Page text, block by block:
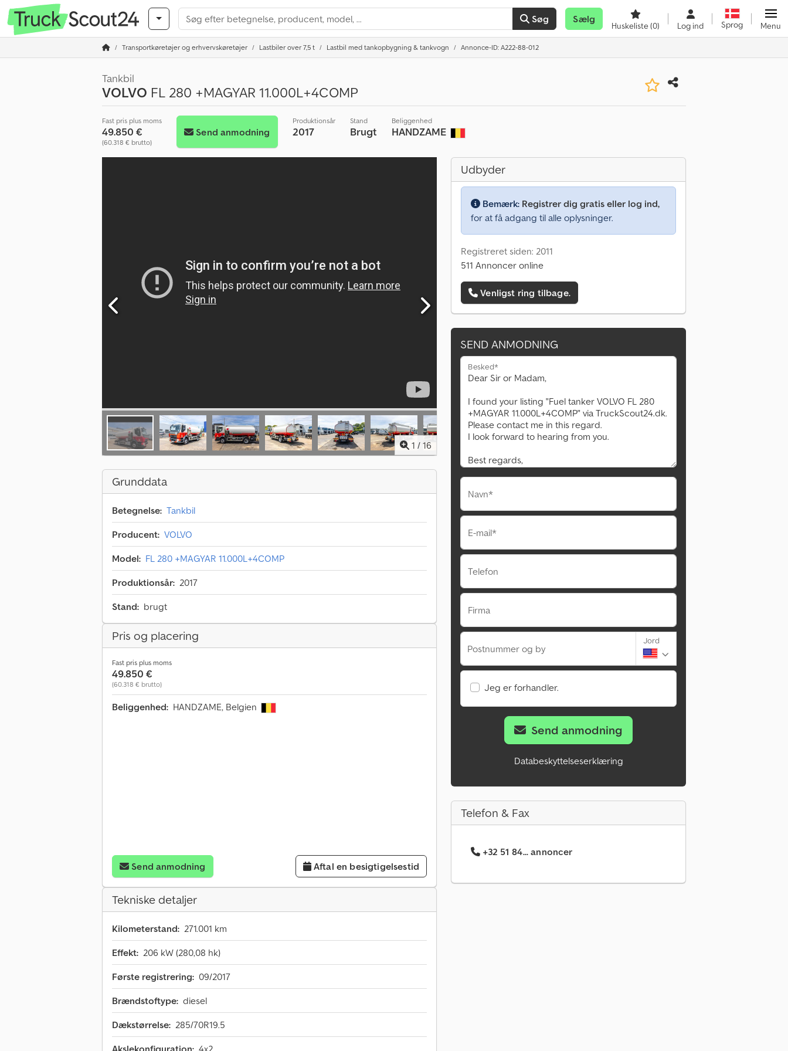
Søg Sælg
Huskeliste(0) Log ind Sprog Menu
Transportkøretøjer og erhvervskøretøjer Lastbiler over 7,5 t Lastbil med tankopbygning & tankvogn Annonce-ID: A222-88-012
Tankbil
VOLVO FL 280 +MAGYAR 11.000L+4COMP
Fast pris plus moms
49.850 €
(60.318 € brutto)
Send anmodning
Produktionsår
2017
Stand
Brugt
Beliggenhed
HANDZAME
1 / 16
Grunddata
Betegnelse: Tankbil
Producent: VOLVO
Model: FL 280 +MAGYAR 11.000L+4COMP
Produktionsår: 2017
Stand: brugt
Pris og placering
Fast pris plus moms
49.850 €
(60.318 € brutto)
Beliggenhed: HANDZAME, Belgien
Send anmodning Aftal en besigtigelsestid
Tekniske detaljer
Kilometerstand: 271.001 km
Effekt: 206 kW (280,08 hk)
Første registrering: 09/2017
Brændstoftype: diesel
Dækstørrelse: 285/70R19.5
Udbyder
Bemærk: Registrer dig gratis eller log ind,
for at få adgang til alle oplysninger.
Registreret siden: 2011
511 Annoncer online
Venligst ring tilbage.
SEND ANMODNING
Besked*
Navn*
E-mail*
Telefon
Firma
Postnummer og by
Jord
Jeg er forhandler.
Send anmodning
Databeskyttelseserklæring
Telefon & Fax
+32 51 84... annoncer